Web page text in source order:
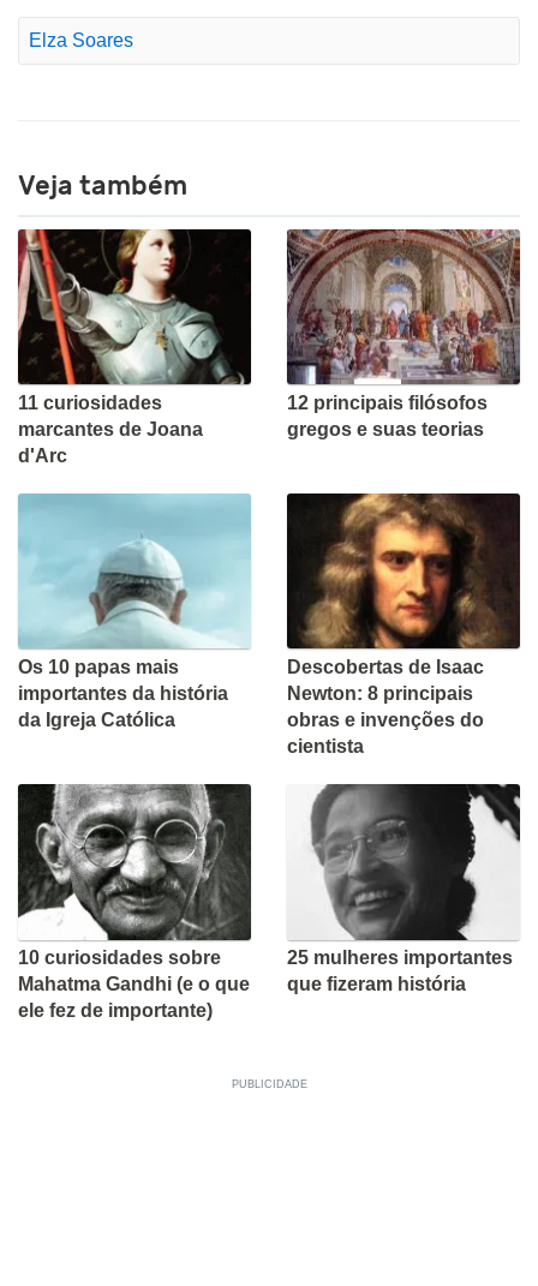
Elza Soares
Veja também
11 curiosidades
marcantes de Joana
d'Arc
12 principais filósofos
gregos e suas teorias
Os 10 papas mais
importantes da história
da Igreja Católica
Descobertas de Isaac
Newton: 8 principais
obras e invenções do
cientista
10 curiosidades sobre
Mahatma Gandhi (e o que
ele fez de importante)
25 mulheres importantes
que fizeram história